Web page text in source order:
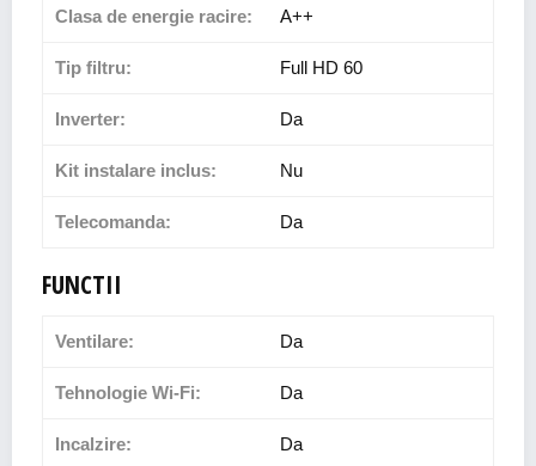
Clasa de energie racire: A++
Tip filtru: Full HD 60
Inverter: Da
Kit instalare inclus: Nu
Telecomanda: Da
FUNCTII
Ventilare: Da
Tehnologie Wi-Fi: Da
Incalzire: Da